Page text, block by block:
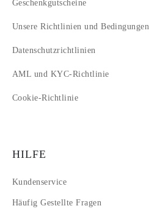
Geschenkgutscheine
Unsere Richtlinien und Bedingungen
Datenschutzrichtlinien
AML und KYC-Richtlinie
Cookie-Richtlinie
HILFE
Kundenservice
Häufig Gestellte Fragen